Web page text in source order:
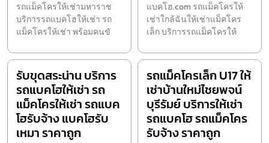
รถแม็คโครให้เช่ามหาราช
บริการรถแบคโฮให้เช่า รถ
แม็คโครให้เช่า พร้อมคนขั
แบคโฮ.com รถแม็คโครให้
เช่าใกล้ฉันให้เช่าแม็คโคร
เล็ก บริการรถแม็คโครให้
รับขุดสระน่าน บริการ
รถแบคโฮให้เช่า รถ
แม็คโครให้เช่า รถแบค
โฮรับจ้าง แบคโฮรับ
เหมา ราคาถูก
รถแม็คโครเล็ก U17 ให้
เช่าบ้านใหม่ไชยพจน์
บุรีรัมย์ บริการให้เช่า
รถแบคโฮ รถแม็คโคร
รับจ้าง ราคาถูก